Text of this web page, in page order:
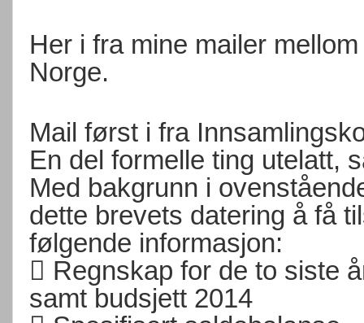
Her i fra mine mailer
Norge.
Mail først i fra
En del formelle ting utelatt,
Med bakgrunn i
dette brevets datering å få
følgende informasjon:
 Regnskap for de to siste
samt budsjett 2014